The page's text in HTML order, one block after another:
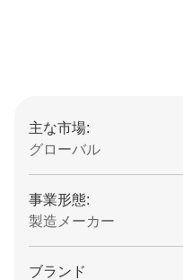
主な市場:
グローバル
事業形態:
製造メーカー
ブランド